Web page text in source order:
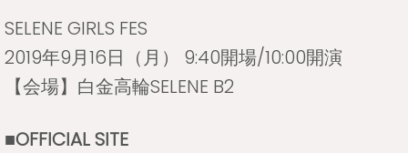
SELENE GIRLS FES
2019年9月16日（月） 9:40開場/10:00開演
【会場】白金高輪SELENE B2
■OFFICIAL SITE